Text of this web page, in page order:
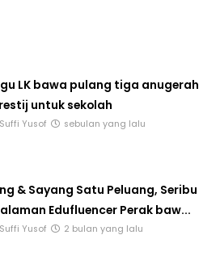
LK bawa pulang tiga anugerah
untuk sekolah
Yusof sebulan yang lalu
& Sayang Satu Peluang, Seribu
Edufluencer Perak baw...
Yusof 2 bulan yang lalu